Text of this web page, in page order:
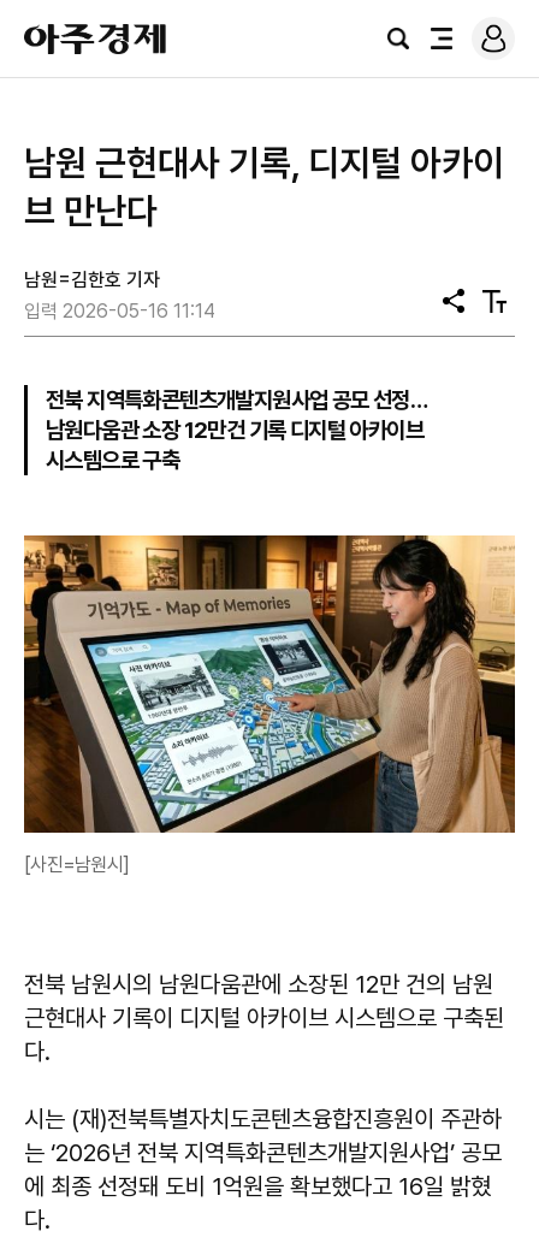
아
주
경
검
전
로
그
남원 근현대사 기록, 디지털 아카이
브 만난다
남원=김한호 기자
입력 2026-05-16 11:14
공
유
텍
스
전북 지역특화콘텐츠개발지원사업 공모 선정…
남원다움관 소장 12만건 기록 디지털 아카이브
시스템으로 구축
[사진=남원시]
전북 남원시의 남원다움관에 소장된 12만 건의 남원
근현대사 기록이 디지털 아카이브 시스템으로 구축된
다.
시는 (재)전북특별자치도콘텐츠융합진흥원이 주관하
는 ‘2026년 전북 지역특화콘텐츠개발지원사업’ 공모
에 최종 선정돼 도비 1억원을 확보했다고 16일 밝혔
다.